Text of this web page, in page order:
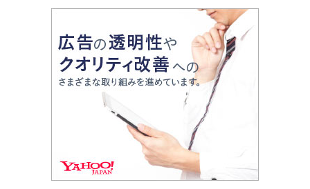
大阪府
兵庫県 京都府 奈良県
和歌山県
鳥取県
島根県 岡山県 広島県
香川県
高知県
長崎県 熊本県
鹿児島県 沖縄県
教育全般
大学受験塾の選び方
中学受験に熱心な市区町村ランキング
小学校受験
家庭教師
運動と遊びを考える
情報Ⅰ、数学が苦手な人注目！最短距離の学力
アップ法
悩み多き「大学受験」相談室
英語・英会話・英検対策
小学校教師が解説！中学受験のリアル
教育ジャーナリストが徹底解説！ 大学受験の羅
大学入試改革
ママテクエグザム
進化する中高一貫校・高校